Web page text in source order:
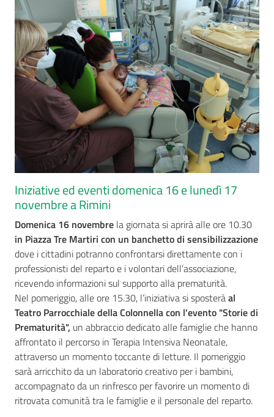
Iniziative ed eventi domenica 16 e lunedì 17
novembre a Rimini
Domenica 16 novembre la giornata si aprirà alle ore 10.30
in Piazza Tre Martiri con un banchetto di sensibilizzazione
dove i cittadini potranno confrontarsi direttamente con i
professionisti del reparto e i volontari dell’associazione,
ricevendo informazioni sul supporto alla prematurità.
Nel pomeriggio, alle ore 15.30, l’iniziativa si sposteràal
Teatro Parrocchiale della Colonnella con l'evento "Storie di
Prematurità", un abbraccio dedicato alle famiglie che hanno
affrontato il percorso in Terapia Intensiva Neonatale,
attraverso un momento toccante di letture. Il pomeriggio
sarà arricchito da un laboratorio creativo per i bambini,
accompagnato da un rinfresco per favorire un momento di
ritrovata comunità tra le famiglie e il personale del reparto.